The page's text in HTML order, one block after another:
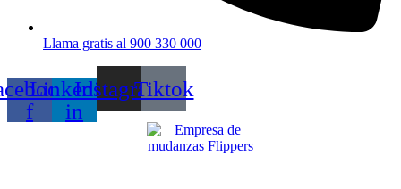
Llama gratis al 900 330 000
f
Linkedin-
in
InstagramTiktok